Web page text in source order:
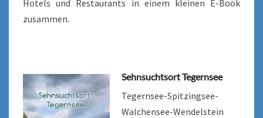
Hotels und Restaurants in einem kleinen E-Book
zusammen.
Sehnsuchtsort Tegernsee
Tegernsee-Spitzingsee-
Walchensee-Wendelstein